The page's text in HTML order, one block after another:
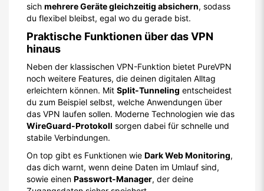
sich mehrere Geräte gleichzeitig absichern, sodass
du flexibel bleibst, egal wo du gerade bist.
Praktische Funktionen über das VPN
hinaus
Neben der klassischen VPN-Funktion bietet PureVPN
noch weitere Features, die deinen digitalen Alltag
erleichtern können. Mit Split-Tunneling entscheidest
du zum Beispiel selbst, welche Anwendungen über
das VPN laufen sollen. Moderne Technologien wie das
WireGuard-Protokoll sorgen dabei für schnelle und
stabile Verbindungen.
On top gibt es Funktionen wie Dark Web Monitoring,
das dich warnt, wenn deine Daten im Umlauf sind,
sowie einen Passwort-Manager, der deine